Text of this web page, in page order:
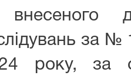
внесеного
за №
року, за